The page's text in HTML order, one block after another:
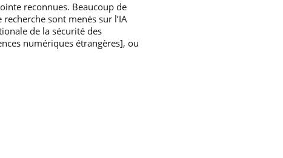
reconnues. Beaucoup de
sont menés sur l’IA
de la sécurité des
numériques étrangères], ou